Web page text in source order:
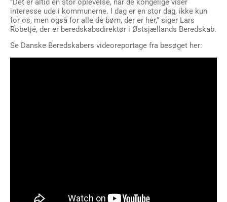
”Det er altid en stor oplevelse, når de kongelige viser
interesse ude i kommunerne. I dag er en stor dag, ikke kun
for os, men også for alle de børn, der er her,” siger Lars
Robetjé, der er beredskabsdirektør i Østsjællands Beredskab.
Se Danske Beredskabers videoreportage fra besøget her: